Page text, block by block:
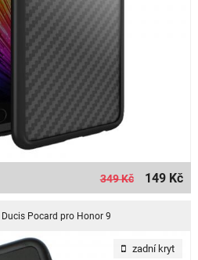
349 Kč 149 Kč
Pocard pro Honor 9
zadní kryt